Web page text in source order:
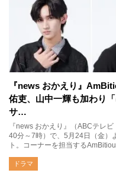
『news おかえり』
佑吏、山中一輝も加わり
サ…
『news おかえり』（ABCテ
40分～7時）で、5月24日（金）
ト。コーナーを担当する
ドラマ